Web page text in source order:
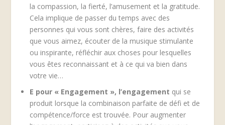
la compassion, la fierté, l’amusement et la gratitude.
Cela implique de passer du temps avec des
personnes qui vous sont chères, faire des activités
que vous aimez, écouter de la musique stimulante
ou inspirante, réfléchir aux choses pour lesquelles
vous êtes reconnaissant et à ce qui va bien dans
votre vie…
E pour « Engagement », l’engagement qui se
produit lorsque la combinaison parfaite de défi et de
compétence/force est trouvée. Pour augmenter